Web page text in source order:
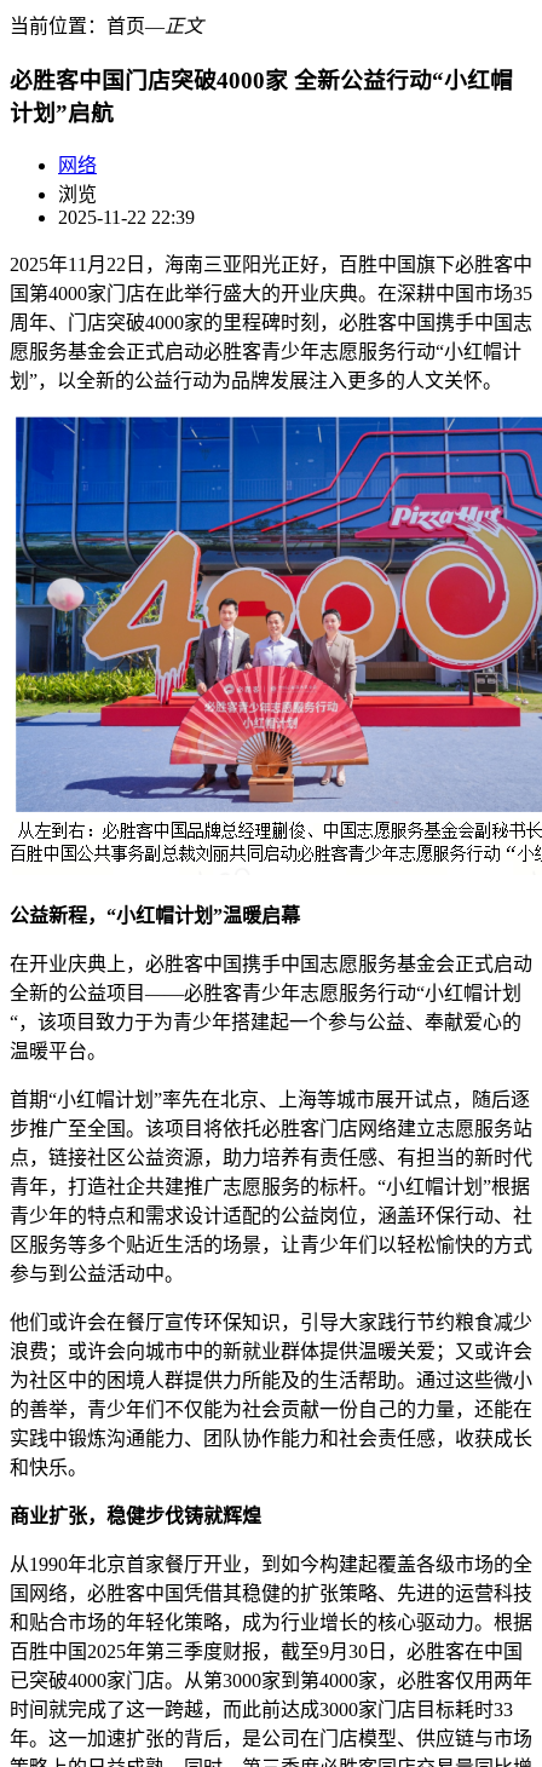
当前位置： 首页―正文
必胜客中国门店突破4000家 全新公益行动“小红帽
计划”启航
网络
浏览
2025-11-22 22:39
2025年11月22日，海南三亚阳光正好，百胜中国旗下必胜客中
国第4000家门店在此举行盛大的开业庆典。在深耕中国市场35
周年、门店突破4000家的里程碑时刻，必胜客中国携手中国志
愿服务基金会正式启动必胜客青少年志愿服务行动“小红帽计
划”，以全新的公益行动为品牌发展注入更多的人文关怀。
公益新程，“小红帽计划”温暖启幕
在开业庆典上，必胜客中国携手中国志愿服务基金会正式启动
全新的公益项目——必胜客青少年志愿服务行动“小红帽计划
“，该项目致力于为青少年搭建起一个参与公益、奉献爱心的
温暖平台。
首期“小红帽计划”率先在北京、上海等城市展开试点，随后逐
步推广至全国。该项目将依托必胜客门店网络建立志愿服务站
点，链接社区公益资源，助力培养有责任感、有担当的新时代
青年，打造社企共建推广志愿服务的标杆。“小红帽计划”根据
青少年的特点和需求设计适配的公益岗位，涵盖环保行动、社
区服务等多个贴近生活的场景，让青少年们以轻松愉快的方式
参与到公益活动中。
他们或许会在餐厅宣传环保知识，引导大家践行节约粮食减少
浪费；或许会向城市中的新就业群体提供温暖关爱；又或许会
为社区中的困境人群提供力所能及的生活帮助。通过这些微小
的善举，青少年们不仅能为社会贡献一份自己的力量，还能在
实践中锻炼沟通能力、团队协作能力和社会责任感，收获成长
和快乐。
商业扩张，稳健步伐铸就辉煌
从1990年北京首家餐厅开业，到如今构建起覆盖各级市场的全
国网络，必胜客中国凭借其稳健的扩张策略、先进的运营科技
和贴合市场的年轻化策略，成为行业增长的核心驱动力。根据
百胜中国2025年第三季度财报，截至9月30日，必胜客在中国
已突破4000家门店。从第3000家到第4000家，必胜客仅用两年
时间就完成了这一跨越，而此前达成3000家门店目标耗时33
年。这一加速扩张的背后，是公司在门店模型、供应链与市场